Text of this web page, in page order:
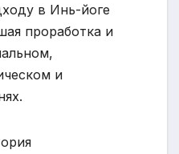
в Инь-йоге
проработка и
и